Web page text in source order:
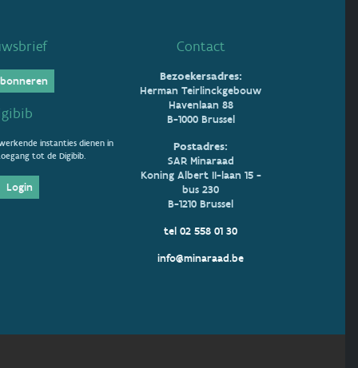
instanties dienen in
tot de Digibib.
Login
Contact
Bezoekersadres:
Herman Teirlinckgebouw
Havenlaan 88
B-1000 Brussel
Postadres:
SAR Minaraad
Koning Albert II-laan 15 -
bus 230
B-1210 Brussel
tel 02 558 01 30
info@minaraad.be